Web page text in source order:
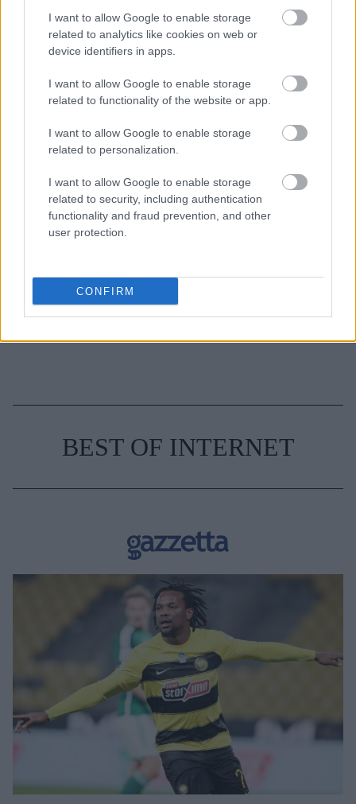
I want to allow Google to enable storage
related to analytics like cookies on web or
device identifiers in apps.
I want to allow Google to enable storage
related to functionality of the website or app.
I want to allow Google to enable storage
related to personalization.
I want to allow Google to enable storage
related to security, including authentication
functionality and fraud prevention, and other
user protection.
CONFIRM
Όσοι μεγάλωσαν χωρίς κινητά, απέκτησαν 6
δεξιότητες ζωής που οι νέοι δεν θα μάθουν ποτέ
10 διάφανα γαλλικά μανικιούρ για το απόλυτο
clean girl look
ΦΥΤΑ ΕΣΩΤΕΡΙΚΟΥ ΧΩΡΟΥ
ΜΑΡΑΝΤΑ
ΚΑΛΛΩΠΙΣΤΙΚΑ ΦΥΤΑ
ΑΝΑΣΤΑΣΙΑ ΤΣΑΓΚΑΡΗ
ALL ABOUT ORCHIDS
BEST OF INTERNET